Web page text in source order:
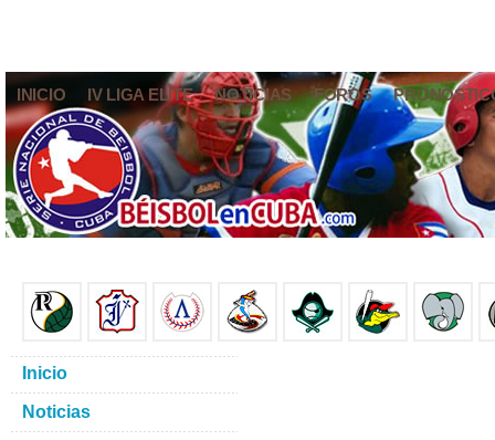
INICIO IV LIGA ELITE NOTICIAS FOROS
Inicio
Noticias